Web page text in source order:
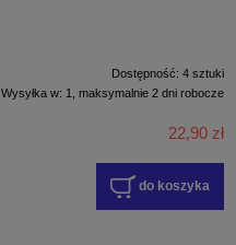
Dostępność: 4 sztuki
Wysyłka w: 1, maksymalnie 2 dni robocze
22,90 zł
do koszyka